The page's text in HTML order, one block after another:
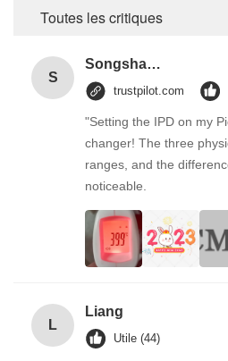
Toutes les critiques
S
Songshang
trustpilot.com
"Setting the IPD on my
changer! The three
ranges, and the
noticeable.
L
Liang
Utile (44)